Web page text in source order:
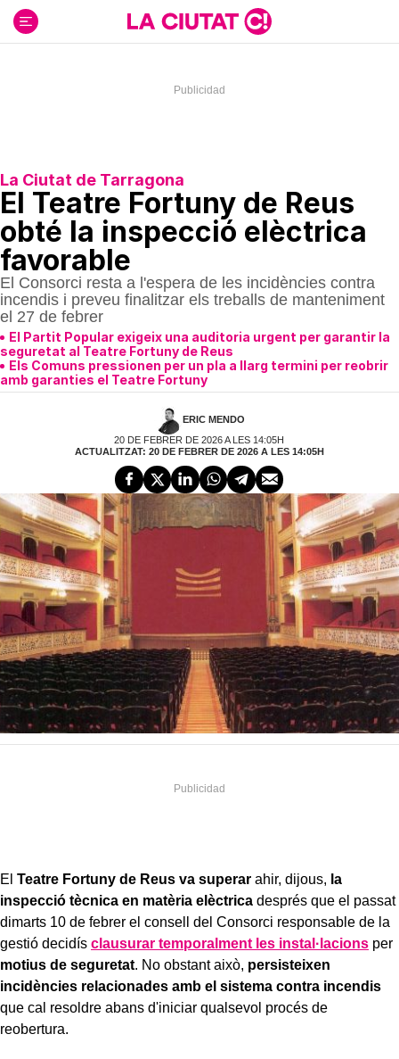
contenido
La Ciutat de Tarragona
El Teatre Fortuny de Reus
obté la inspecció elèctrica
favorable
El Consorci resta a l'espera de les incidències contra
incendis i preveu finalitzar els treballs de manteniment
el 27 de febrer
El Partit Popular exigeix una auditoria urgent per garantir la
seguretat al Teatre Fortuny de Reus
Els Comuns pressionen per un pla a llarg termini per reobrir
amb garanties el Teatre Fortuny
ERIC MENDO
20 DE FEBRER DE 2026 A LES 14:05H
ACTUALITZAT: 20 DE FEBRER DE 2026 A LES 14:05H
El Teatre Fortuny de Reus va superar ahir, dijous, la
inspecció tècnica en matèria elèctrica després que el passat
dimarts 10 de febrer el consell del Consorci responsable de la
gestió decidís clausurar temporalment les instal·lacions per
motius de seguretat. No obstant això, persisteixen
incidències relacionades amb el sistema contra incendis
que cal resoldre abans d'iniciar qualsevol procés de
reobertura.